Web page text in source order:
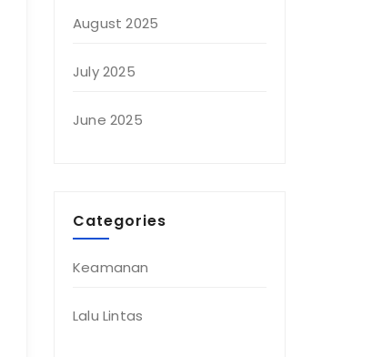
August 2025
July 2025
June 2025
Categories
Keamanan
Lalu Lintas